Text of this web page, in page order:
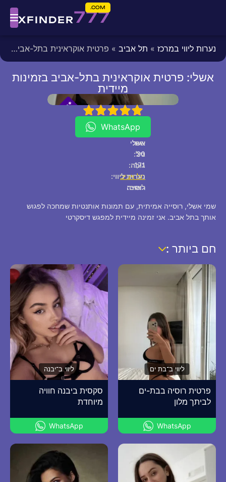
777
XFINDER
COM.
נערות ליווי במרכז » תל אביב » פרטית אוקראינית בתל-אביב בזמינות מיידית
אשלי: פרטית אוקראינית בתל-אביב בזמינות
מיידית
fixed
*
P
*
[/fixed]
5
WhatsApp
שם:
אשלי
גיל:
30
גוֹבַה:
171
נערות ליווי:
תל אביב
לאום:
רוסייה
שמי אשלי, רוסייה אמיתית, עם תמונות אותנטיות שמחכה לפגוש
אותך בתל אביב. אני זמינה מיידית למפגש דיסקרטי
חם ביותר :
ליווי ב־בת ים
פרטית רוסיה בבת-ים
לביתך מלון
WhatsApp
ליווי ב־יבנה
סקסית ביבנה חוויה
מיוחדת
WhatsApp